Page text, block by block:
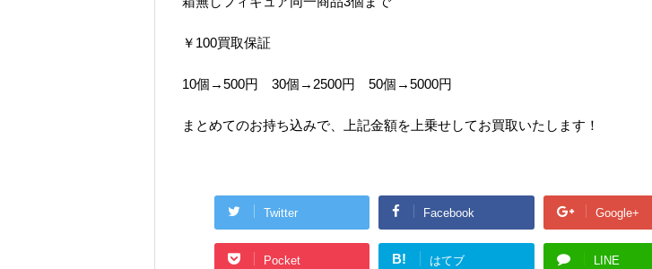
￥100買取保証
10個→500円 30個→2500円 50個→5000円
まとめてのお持ち込みで、上記金額を上乗せしてお買取いたします！
Twitter Facebook Google+
Pocket B! はてブ LINE